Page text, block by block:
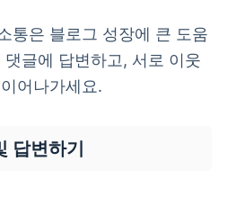
통은 블로그 성장에 큰 도움
글에 답변하고, 서로 이웃
어나가세요.
답변하기